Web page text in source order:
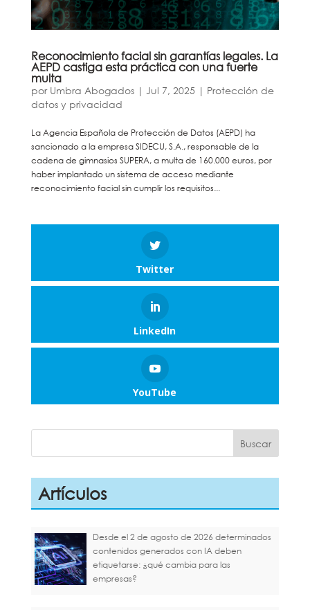
Reconocimiento facial sin garantías legales. La
AEPD castiga esta práctica con una fuerte
multa
por Umbra Abogados| Jul 7, 2025 | Protección de
datos y privacidad
La Agencia Española de Protección de Datos (AEPD) ha
sancionado a la empresa SIDECU, S.A., responsable de la
cadena de gimnasios SUPERA, a multa de 160.000 euros, por
haber implantado un sistema de acceso mediante
reconocimiento facial sin cumplir los requisitos...
Twitter
LinkedIn
YouTube
Artículos
Desde el 2 de agosto de 2026 determinados
contenidos generados con IA deben
etiquetarse: ¿qué cambia para las
empresas?